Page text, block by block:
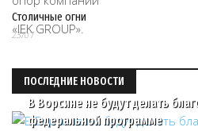
Столичные огни
23/07
ПОСЛЕДНИЕ НОВОСТИ
В Ворсине не будут делать
федеральной программе